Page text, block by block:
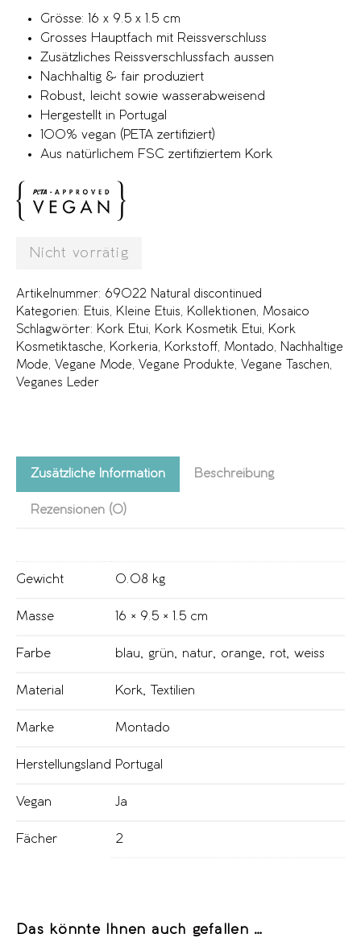
Grösse: 16 x 9.5 x 1.5 cm
Grosses Hauptfach mit Reissverschluss
Zusätzliches Reissverschlussfach aussen
Nachhaltig & fair produziert
Robust, leicht sowie wasserabweisend
Hergestellt in Portugal
100% vegan (PETA zertifiziert)
Aus natürlichem FSC zertifiziertem Kork
Nicht vorrätig
Artikelnummer: 69022 Natural discontinued
Kategorien: Etuis, Kleine Etuis, Kollektionen, Mosaico
Schlagwörter: Kork Etui, Kork Kosmetik Etui, Kork
Kosmetiktasche, Korkeria, Korkstoff, Montado,
Nachhaltige
Mode, Vegane Mode, Vegane Produkte, Vegane Taschen,
Veganes Leder
Zusätzliche Information Beschreibung
Rezensionen (0)
Gewicht 0.08 kg
Masse 16 × 9.5 × 1.5 cm
Farbe blau, grün, natur, orange, rot, weiss
Material Kork, Textilien
Marke Montado
Herstellungsland Portugal
Vegan Ja
Fächer 2
Das könnte Ihnen auch gefallen …